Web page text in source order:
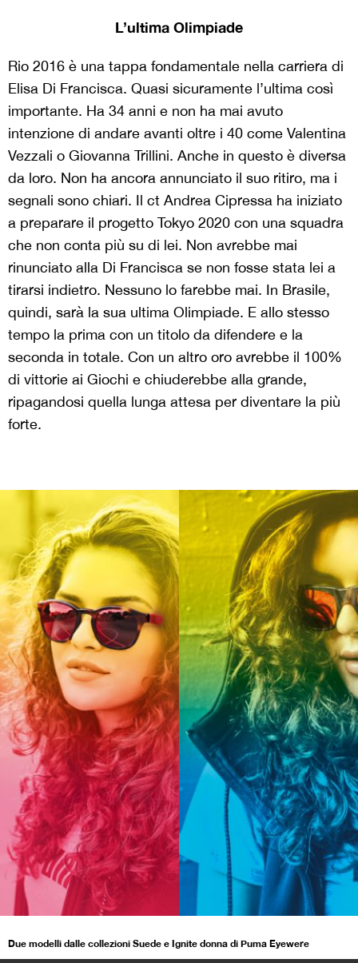
L’ultima Olimpiade
Rio 2016 è una tappa fondamentale nella carriera di
Elisa Di Francisca. Quasi sicuramente l’ultima così
importante. Ha 34 anni e non ha mai avuto
intenzione di andare avanti oltre i 40 come Valentina
Vezzali o Giovanna Trillini. Anche in questo è diversa
da loro. Non ha ancora annunciato il suo ritiro, ma i
segnali sono chiari. Il ct Andrea Cipressa ha iniziato
a preparare il progetto Tokyo 2020 con una squadra
che non conta più su di lei. Non avrebbe mai
rinunciato alla Di Francisca se non fosse stata lei a
tirarsi indietro. Nessuno lo farebbe mai. In Brasile,
quindi, sarà la sua ultima Olimpiade. E allo stesso
tempo la prima con un titolo da difendere e la
seconda in totale. Con un altro oro avrebbe il 100%
di vittorie ai Giochi e chiuderebbe alla grande,
ripagandosi quella lunga attesa per diventare la più
forte.
Due modelli dalle collezioni Suede e Ignite donna di Puma Eyewere